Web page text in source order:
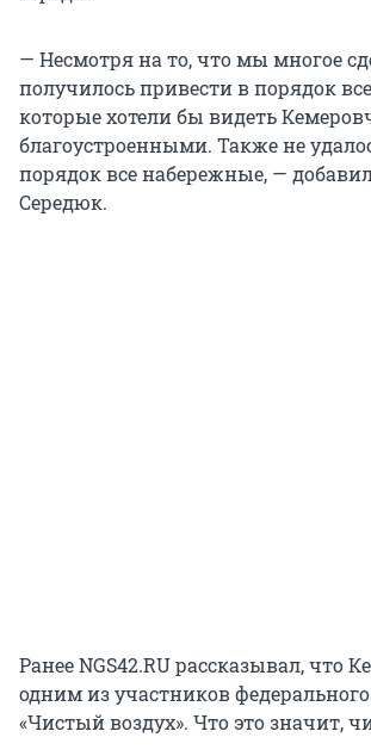
— Несмотря на то, что мы многое
получилось привести в порядок
которые хотели бы видеть
благоустроенными. Также не
порядок все набережные, —
Середюк.
Ранее NGS42.RU рассказывал, что
одним из участников
«Чистый воздух». Что это значит,